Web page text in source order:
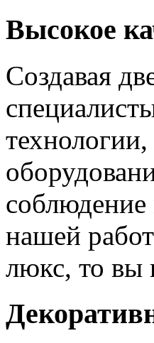
Высокое
Создавая
соблюдение
нашей
люкс, то вы